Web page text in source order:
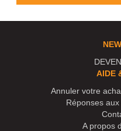
AIDE
Annuler votre
Réponses
A propos